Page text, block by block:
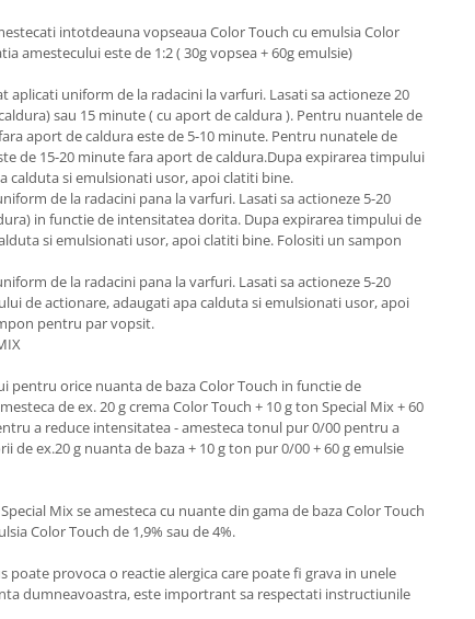
intotdeauna vopseaua Color Touch cu emulsia Color
amestecului este de 1:2 ( 30g vopsea + 60g emulsie)
aplicati uniform de la radacini la varfuri. Lasati sa actioneze 20
sau 15 minute ( cu aport de caldura ). Pentru nuantele de
aport de caldura este de 5-10 minute. Pentru nunatele de
de 15-20 minute fara aport de caldura.Dupa expirarea timpului
calduta si emulsionati usor, apoi clatiti bine.
de la radacini pana la varfuri. Lasati sa actioneze 5-20
in functie de intensitatea dorita. Dupa expirarea timpului de
si emulsionati usor, apoi clatiti bine. Folositi un sampon
de la radacini pana la varfuri. Lasati sa actioneze 5-20
de actionare, adaugati apa calduta si emulsionati usor, apoi
pentru par vopsit.
pentru orice nuanta de baza Color Touch in functie de
de ex. 20 g crema Color Touch + 10 g ton Special Mix + 60
a reduce intensitatea - amesteca tonul pur 0/00 pentru a
de ex.20 g nuanta de baza + 10 g ton pur 0/00 + 60 g emulsie
Mix se amesteca cu nuante din gama de baza Color Touch
Color Touch de 1,9% sau de 4%.
poate provoca o reactie alergica care poate fi grava in unele
dumneavoastra, este importrant sa respectati instructiunile